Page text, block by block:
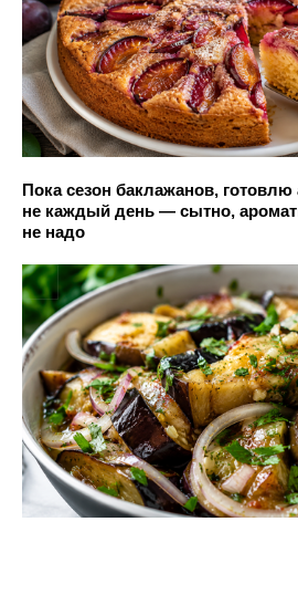
Пока сезон баклажанов,
не каждый день — сытно,
не надо